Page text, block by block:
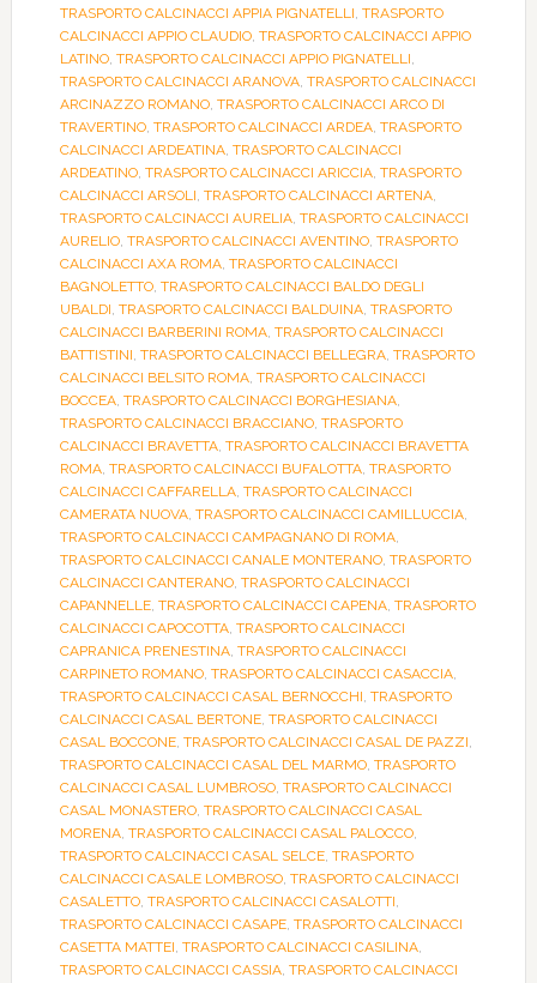
TRASPORTO CALCINACCI APPIA PIGNATELLI, TRASPORTO
CALCINACCI APPIO CLAUDIO, TRASPORTO CALCINACCI APPIO
LATINO, TRASPORTO CALCINACCI APPIO PIGNATELLI,
TRASPORTO CALCINACCI ARANOVA, TRASPORTO CALCINACCI
ARCINAZZO ROMANO, TRASPORTO CALCINACCI ARCO DI
TRAVERTINO, TRASPORTO CALCINACCI ARDEA, TRASPORTO
CALCINACCI ARDEATINA, TRASPORTO CALCINACCI
ARDEATINO, TRASPORTO CALCINACCI ARICCIA, TRASPORTO
CALCINACCI ARSOLI, TRASPORTO CALCINACCI ARTENA,
TRASPORTO CALCINACCI AURELIA, TRASPORTO CALCINACCI
AURELIO, TRASPORTO CALCINACCI AVENTINO, TRASPORTO
CALCINACCI AXA ROMA, TRASPORTO CALCINACCI
BAGNOLETTO, TRASPORTO CALCINACCI BALDO DEGLI
UBALDI, TRASPORTO CALCINACCI BALDUINA, TRASPORTO
CALCINACCI BARBERINI ROMA, TRASPORTO CALCINACCI
BATTISTINI, TRASPORTO CALCINACCI BELLEGRA, TRASPORTO
CALCINACCI BELSITO ROMA, TRASPORTO CALCINACCI
BOCCEA, TRASPORTO CALCINACCI BORGHESIANA,
TRASPORTO CALCINACCI BRACCIANO, TRASPORTO
CALCINACCI BRAVETTA, TRASPORTO CALCINACCI BRAVETTA
ROMA, TRASPORTO CALCINACCI BUFALOTTA, TRASPORTO
CALCINACCI CAFFARELLA, TRASPORTO CALCINACCI
CAMERATA NUOVA, TRASPORTO CALCINACCI CAMILLUCCIA,
TRASPORTO CALCINACCI CAMPAGNANO DI ROMA,
TRASPORTO CALCINACCI CANALE MONTERANO, TRASPORTO
CALCINACCI CANTERANO, TRASPORTO CALCINACCI
CAPANNELLE, TRASPORTO CALCINACCI CAPENA, TRASPORTO
CALCINACCI CAPOCOTTA, TRASPORTO CALCINACCI
CAPRANICA PRENESTINA, TRASPORTO CALCINACCI
CARPINETO ROMANO, TRASPORTO CALCINACCI CASACCIA,
TRASPORTO CALCINACCI CASAL BERNOCCHI, TRASPORTO
CALCINACCI CASAL BERTONE, TRASPORTO CALCINACCI
CASAL BOCCONE, TRASPORTO CALCINACCI CASAL DE PAZZI,
TRASPORTO CALCINACCI CASAL DEL MARMO, TRASPORTO
CALCINACCI CASAL LUMBROSO, TRASPORTO CALCINACCI
CASAL MONASTERO, TRASPORTO CALCINACCI CASAL
MORENA, TRASPORTO CALCINACCI CASAL PALOCCO,
TRASPORTO CALCINACCI CASAL SELCE, TRASPORTO
CALCINACCI CASALE LOMBROSO, TRASPORTO CALCINACCI
CASALETTO, TRASPORTO CALCINACCI CASALOTTI,
TRASPORTO CALCINACCI CASAPE, TRASPORTO CALCINACCI
CASETTA MATTEI, TRASPORTO CALCINACCI CASILINA,
TRASPORTO CALCINACCI CASSIA, TRASPORTO CALCINACCI